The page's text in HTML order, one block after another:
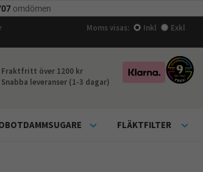
Moms visas: Inkl Exkl
Fraktfritt över 1200 kr
Snabba leveranser (1-3 dagar)
FLÄKTFILTER